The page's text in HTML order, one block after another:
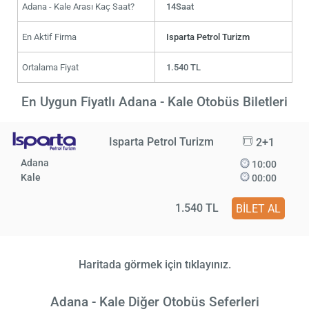
Adana - Kale Arası Kaç Saat? 14Saat
En Aktif Firma Isparta Petrol Turizm
Ortalama Fiyat 1.540 TL
En Uygun Fiyatlı Adana - Kale Otobüs Biletleri
Isparta Petrol Turizm 2+1
Adana
Kale
10:00
00:00
1.540 TL BİLET AL
Haritada görmek için tıklayınız.
Adana - Kale Diğer Otobüs Seferleri